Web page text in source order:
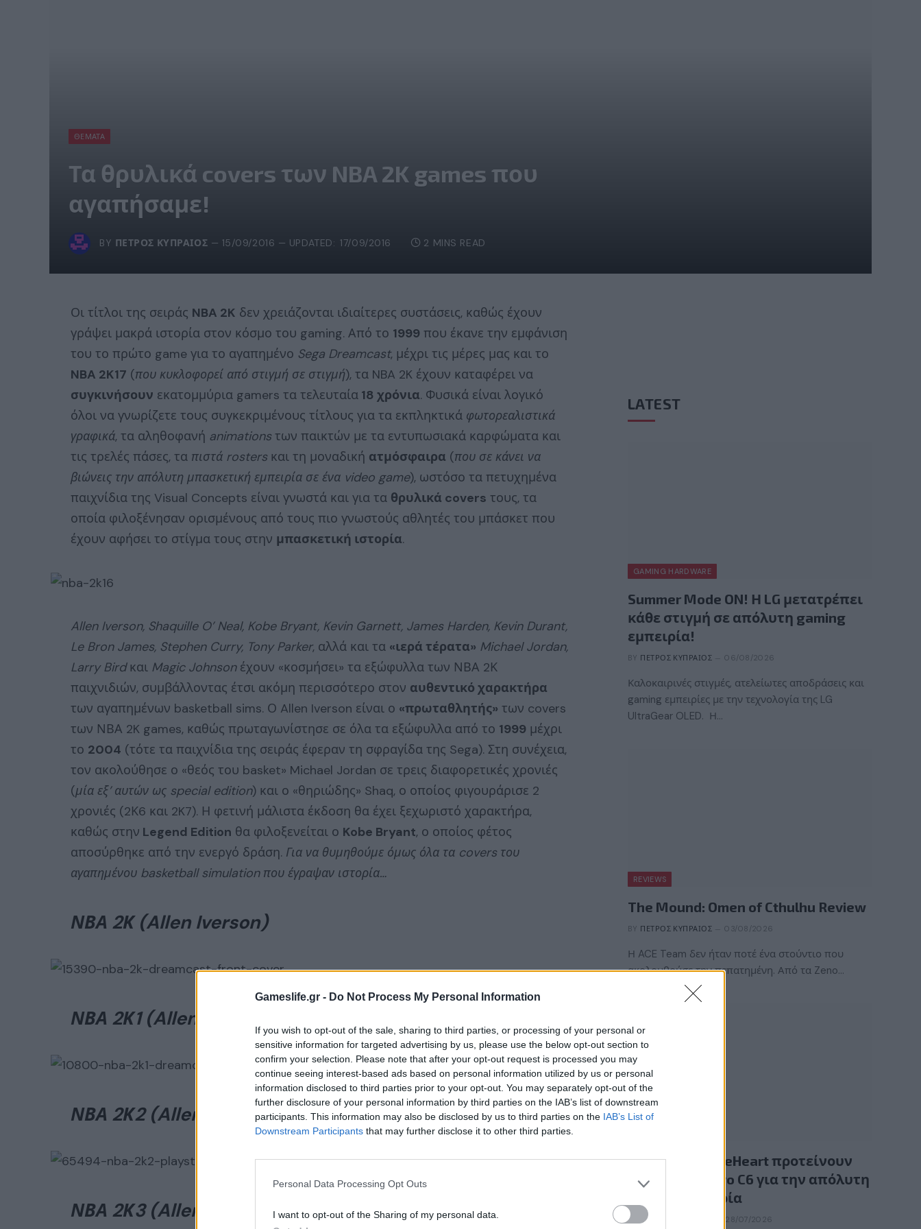
Gameslife.gr - Do Not Process My Personal Information
If you wish to opt-out of the sale, sharing to third parties, or processing of your personal or
sensitive information for targeted advertising by us, please use the below opt-out section to
confirm your selection. Please note that after your opt-out request is processed you may
continue seeing interest-based ads based on personal information utilized by us or personal
information disclosed to third parties prior to your opt-out. You may separately opt-out of the
further disclosure of your personal information by third parties on the IAB’s list of downstream
participants. This information may also be disclosed by us to third parties on the IAB’s List of
Downstream Participants that may further disclose it to other third parties.
Personal Data Processing Opt Outs
I want to opt-out of the Sharing of my personal data.
ΘΈΜΑΤΑ
Τα θρυλικά covers των NBA 2K games που
αγαπήσαμε!
BY ΠΈΤΡΟΣ ΚΥΠΡΑΊΟΣ 15/09/2016 UPDATED: 17/09/2016 2 MINS READ
Οι τίτλοι της σειράς NBA 2K δεν χρειάζονται ιδιαίτερες συστάσεις, καθώς έχουν
γράψει μακρά ιστορία στον κόσμο του gaming. Από το 1999 που έκανε την εμφάνιση
του το πρώτο game για το αγαπημένο Sega Dreamcast, μέχρι τις μέρες μας και το
NBA 2K17 (που κυκλοφορεί από στιγμή σε στιγμή), τα NBA 2K έχουν καταφέρει να
συγκινήσουν εκατομμύρια gamers τα τελευταία 18 χρόνια. Φυσικά είναι λογικό
όλοι να γνωρίζετε τους συγκεκριμένους τίτλους για τα εκπληκτικά φωτορεαλιστικά
γραφικά, τα αληθοφανή animations των παικτών με τα εντυπωσιακά καρφώματα και
τις τρελές πάσες, τα πιστά rosters και τη μοναδική ατμόσφαιρα (που σε κάνει να
βιώνεις την απόλυτη μπασκετική εμπειρία σε ένα video game), ωστόσο τα πετυχημένα
παιχνίδια της Visual Concepts είναι γνωστά και για τα θρυλικά covers τους, τα
οποία φιλοξένησαν ορισμένους από τους πιο γνωστούς αθλητές του μπάσκετ που
έχουν αφήσει το στίγμα τους στην μπασκετική ιστορία.
Allen Iverson, Shaquille O’ Neal, Kobe Bryant, Kevin Garnett, James Harden, Kevin Durant,
Le Bron James, Stephen Curry, Tony Parker, αλλά και τα «ιερά τέρατα» Michael Jordan,
Larry Birdκαι Magic Johnsonέχουν «κοσμήσει» τα εξώφυλλα των ΝΒΑ 2Κ
παιχνιδιών, συμβάλλοντας έτσι ακόμη περισσότερο στον αυθεντικό χαρακτήρα
των αγαπημένων basketball sims. Ο Allen Iverson είναι ο «πρωταθλητής» των covers
των ΝΒΑ 2K games, καθώς πρωταγωνίστησε σε όλα τα εξώφυλλα από το 1999 μέχρι
το 2004 (τότε τα παιχνίδια της σειράς έφεραν τη σφραγίδα της Sega). Στη συνέχεια,
τον ακολούθησε ο «θεός του basket» Michael Jordan σε τρεις διαφορετικές χρονιές
(μία εξ’ αυτών ως special edition) και ο «θηριώδης» Shaq, ο οποίος φιγουράρισε 2
χρονιές (2Κ6 και 2K7). Η φετινή μάλιστα έκδοση θα έχει ξεχωριστό χαρακτήρα,
καθώς στην Legend Edition θα φιλοξενείται ο Kobe Bryant, ο οποίος φέτος
αποσύρθηκε από την ενεργό δράση. Για να θυμηθούμε όμως όλα τα covers του
αγαπημένου basketball simulation που έγραψαν ιστορία…
ΝΒΑ 2Κ (Allen Iverson)
ΝΒΑ 2Κ1 (Allen Iverson)
ΝΒΑ 2Κ2 (Allen Iverson)
ΝΒΑ 2Κ3 (Allen Iverson)
LATEST
GAMING HARDWARE
Summer Mode ON! Η LG μετατρέπει
κάθε στιγμή σε απόλυτη gaming
εμπειρία!
BY ΠΈΤΡΟΣ ΚΥΠΡΑΊΟΣ 06/08/2026
Καλοκαιρινές στιγμές, ατελείωτες αποδράσεις και
gaming εμπειρίες με την τεχνολογία της LG
UltraGear OLED. Η…
REVIEWS
The Mound: Omen of Cthulhu Review
BY ΠΈΤΡΟΣ ΚΥΠΡΑΊΟΣ 03/08/2026
Η ACE Team δεν ήταν ποτέ ένα στούντιο που
ακολουθούσε την πεπατημένη. Από τα Zeno…
Οι InfernoBraveHeart προτείνουν
την LG OLED evo C6 για την απόλυτη
gaming εμπειρία
BY ΕΛΈΝΗ ΣΑΡΑΝΤΆΚΗ 28/07/2026